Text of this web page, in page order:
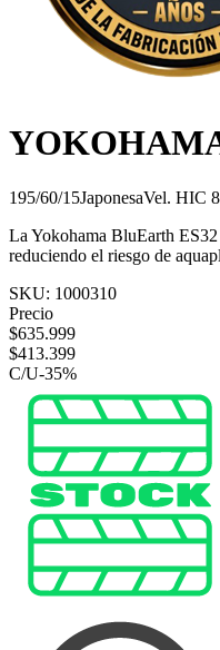
195/60/15JaponesaVel. HIC
La Yokohama BluEarth
reduciendo el riesgo de
SKU: 1000310
Precio
$635.999
$413.399
C/U-35%